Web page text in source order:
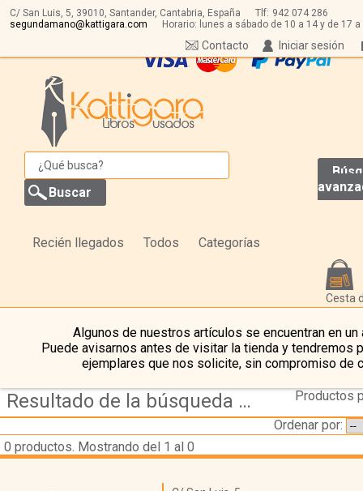
C/ San Luis, 5, 39010, Santander, Cantabria, España Tlf: 942 074 286
segundamano@kattigara.com
Horario: lunes a sábado de 10 a 14 y de 17 a
Iniciar sesión
Contacto
Recién llegados Todos Categorías
Cesta
Algunos de nuestros artículos se encuentran en un
Puede avisarnos antes de visitar la tienda y tendremos
ejemplares que nos solicite, sin compromiso de
Resultado de la búsqueda de autor saez,-manolo-y-munoz,-david---gentes-de-baladre
Productos
Ordenar por:
0 productos. Mostrando del 1 al 0